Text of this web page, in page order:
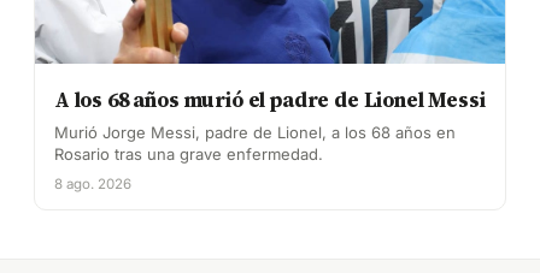
A los 68 años murió el padre de Lionel Messi
Murió Jorge Messi, padre de Lionel, a los 68 años en
Rosario tras una grave enfermedad.
8 ago. 2026